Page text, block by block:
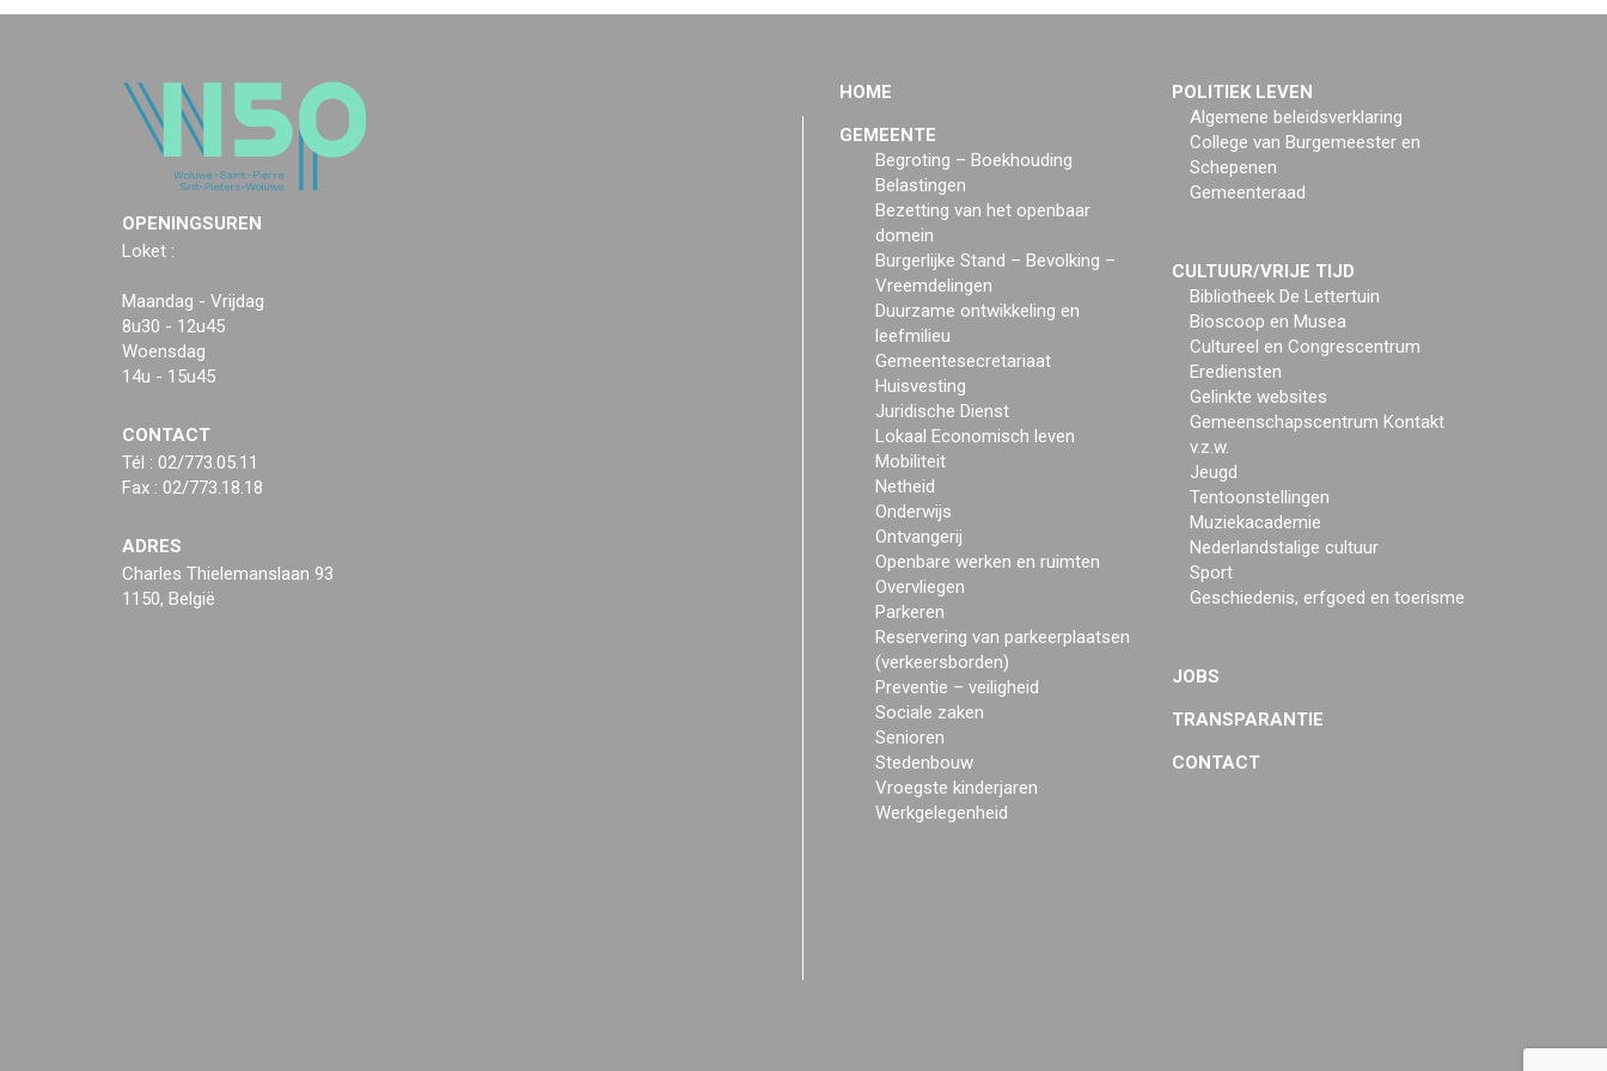
OPENINGSUREN
Loket :
Maandag - Vrijdag
8u30 - 12u45
Woensdag
14u - 15u45
CONTACT
Tél : 02/773.05.11
Fax : 02/773.18.18
ADRES
Charles Thielemanslaan 93
1150, België
HOME
GEMEENTE
Begroting – Boekhouding
Belastingen
Bezetting van het openbaar
domein
Burgerlijke Stand – Bevolking –
Vreemdelingen
Duurzame ontwikkeling en
leefmilieu
Gemeentesecretariaat
Huisvesting
Juridische Dienst
Lokaal Economisch leven
Mobiliteit
Netheid
Onderwijs
Ontvangerij
Openbare werken en ruimten
Overvliegen
Parkeren
Reservering van parkeerplaatsen
(verkeersborden)
Preventie – veiligheid
Sociale zaken
Senioren
Stedenbouw
Vroegste kinderjaren
Werkgelegenheid
POLITIEK LEVEN
Algemene beleidsverklaring
College van Burgemeester en
Schepenen
Gemeenteraad
CULTUUR/VRIJE TIJD
Bibliotheek De Lettertuin
Bioscoop en Musea
Cultureel en Congrescentrum
Erediensten
Gelinkte websites
Gemeenschapscentrum Kontakt
v.z.w.
Jeugd
Tentoonstellingen
Muziekacademie
Nederlandstalige cultuur
Sport
Geschiedenis, erfgoed en toerisme
JOBS
TRANSPARANTIE
CONTACT